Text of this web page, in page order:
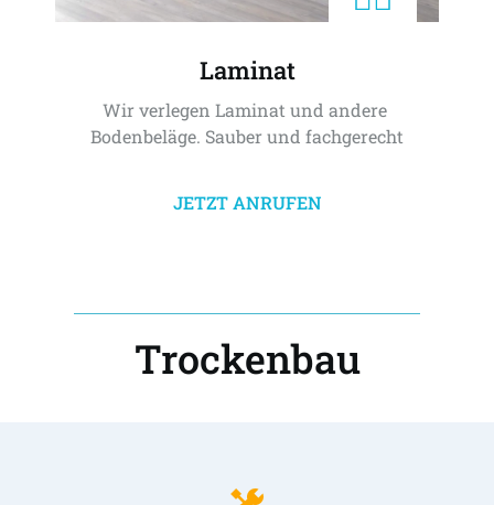
Laminat
Wir verlegen Laminat und andere
Bodenbeläge. Sauber und fachgerecht
JETZT ANRUFEN
Trockenbau